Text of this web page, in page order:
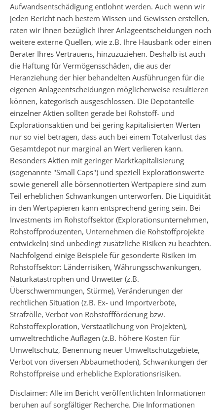
Aufwandsentschädigung entlohnt werden. Auch wenn wir
jeden Bericht nach bestem Wissen und Gewissen erstellen,
raten wir Ihnen bezüglich Ihrer Anlageentscheidungen noch
weitere externe Quellen, wie z.B. Ihre Hausbank oder einen
Berater Ihres Vertrauens, hinzuzuziehen. Deshalb ist auch
die Haftung für Vermögensschäden, die aus der
Heranziehung der hier behandelten Ausführungen für die
eigenen Anlageentscheidungen möglicherweise resultieren
können, kategorisch ausgeschlossen. Die Depotanteile
einzelner Aktien sollten gerade bei Rohstoff- und
Explorationsaktien und bei gering kapitalisierten Werten
nur so viel betragen, dass auch bei einem Totalverlust das
Gesamtdepot nur marginal an Wert verlieren kann.
Besonders Aktien mit geringer Marktkapitalisierung
(sogenannte "Small Caps") und speziell Explorationswerte
sowie generell alle börsennotierten Wertpapiere sind zum
Teil erheblichen Schwankungen unterworfen. Die Liquidität
in den Wertpapieren kann entsprechend gering sein. Bei
Investments im Rohstoffsektor (Explorationsunternehmen,
Rohstoffproduzenten, Unternehmen die Rohstoffprojekte
entwickeln) sind unbedingt zusätzliche Risiken zu beachten.
Nachfolgend einige Beispiele für gesonderte Risiken im
Rohstoffsektor: Länderrisiken, Währungsschwankungen,
Naturkatastrophen und Unwetter (z.B.
Überschwemmungen, Stürme), Veränderungen der
rechtlichen Situation (z.B. Ex- und Importverbote,
Strafzölle, Verbot von Rohstoffförderung bzw.
Rohstoffexploration, Verstaatlichung von Projekten),
umweltrechtliche Auflagen (z.B. höhere Kosten für
Umweltschutz, Benennung neuer Umweltschutzgebiete,
Verbot von diversen Abbaumethoden), Schwankungen der
Rohstoffpreise und erhebliche Explorationsrisiken.
Disclaimer: Alle im Bericht veröffentlichten Informationen
beruhen auf sorgfältiger Recherche. Die Informationen